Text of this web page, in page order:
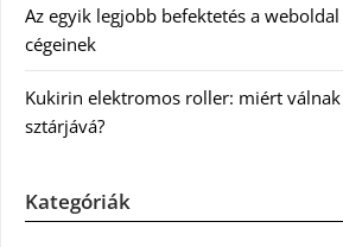
Az egyik legjobb befektetés a
cégeinek
Kukirin elektromos roller: miért
sztárjává?
Kategóriák